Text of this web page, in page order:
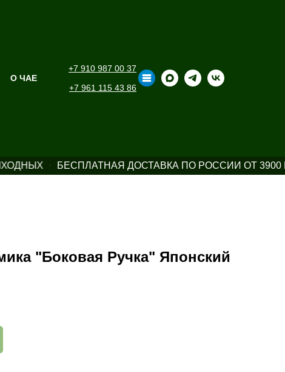
О ЧАЕ
+7 910 987 00 37
+7 961 115 43 86
БЕСПЛАТНАЯ ДОСТАВКА ПО РОССИИ ОТ 3900
"Боковая Ручка" Японский